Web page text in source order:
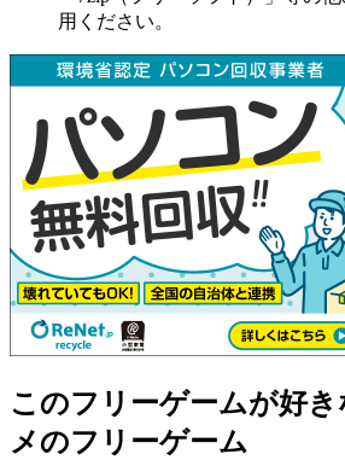
用ください。
このフリーゲームが好
メのフリーゲーム